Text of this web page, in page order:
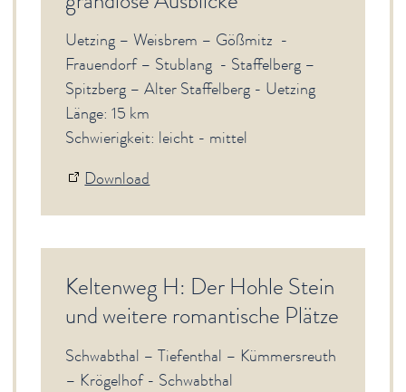
Uetzing – Weisbrem – Gößmitz -
Frauendorf – Stublang - Staffelberg –
Spitzberg – Alter Staffelberg - Uetzing
Länge: 15 km
Schwierigkeit: leicht - mittel
Download
Keltenweg H: Der Hohle Stein
und weitere romantische Plätze
Schwabthal – Tiefenthal – Kümmersreuth
– Krögelhof - Schwabthal